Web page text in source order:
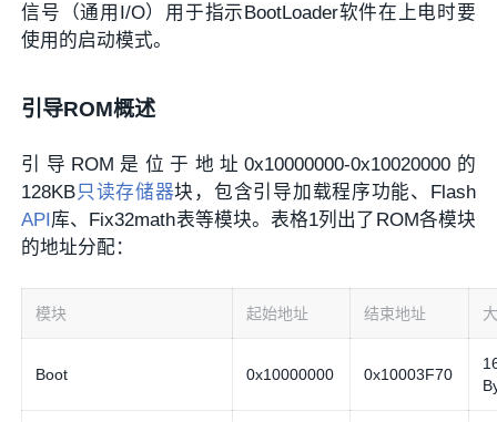
信号（通用I/O）用于指示BootLoader软件在上电时要
使用的启动模式。
引导ROM概述
引导ROM是位于地址0x10000000-0x10020000的
128KB只读存储器块，包含引导加载程序功能、Flash
API 库、Fix32math表等模块。表格1列出了ROM各模块
的地址分配：
模块 起始地址 结束地址
Boot 0x10000000 0x10003F70